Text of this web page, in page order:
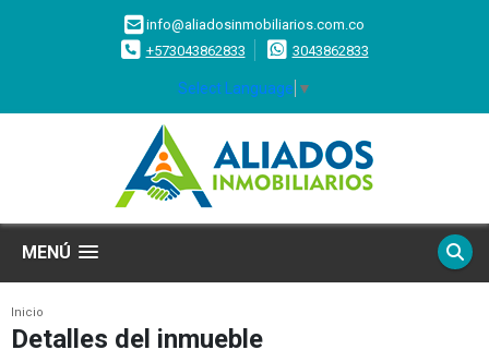
info@aliadosinmobiliarios.com.co
+573043862833
3043862833
Select Language ▼
MENÚ
Inicio
Detalles del inmueble